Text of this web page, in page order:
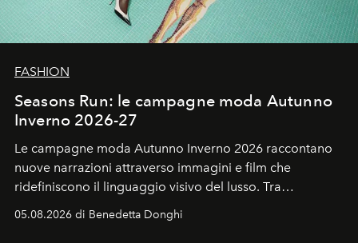
FASHION
Seasons Run: le campagne moda Autunno
Inverno 2026-27
Le campagne moda Autunno Inverno 2026 raccontano
nuove narrazioni attraverso immagini e film che
ridefiniscono il linguaggio visivo del lusso. Tra
contemporanea e storytelling d'autore, le maison
05.08.2026 di Benedetta Donghi